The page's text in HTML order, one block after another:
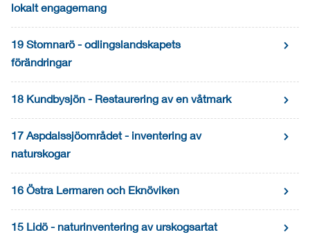
lokalt engagemang
19 Stomnarö - odlingslandskapets
förändringar
18 Kundbysjön - Restaurering av en våtmark
17 Aspdalssjöområdet - inventering av
naturskogar
16 Östra Lermaren och Eknöviken
15 Lidö - naturinventering av urskogsartat